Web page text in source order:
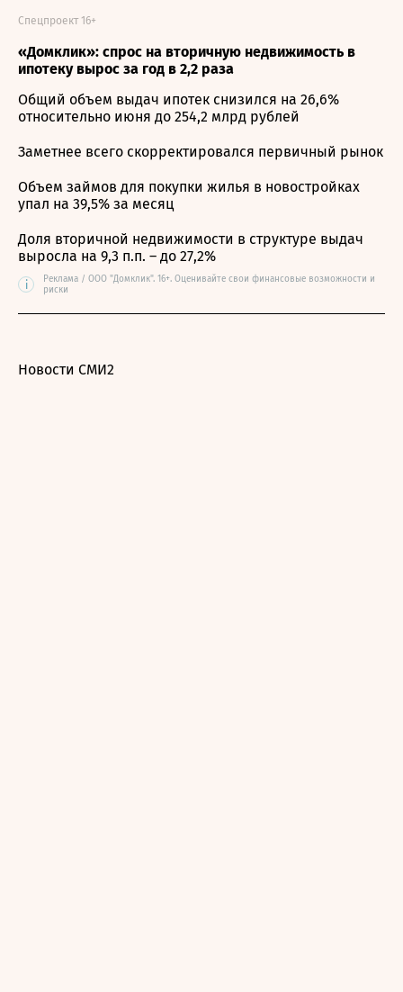
«Домклик»: спрос на вторичную недвижимость в
ипотеку вырос за год в 2,2 раза
Спецпроект 16+
Общий объем выдач ипотек снизился на 26,6%
относительно июня до 254,2 млрд рублей
Заметнее всего скорректировался первичный рынок
Объем займов для покупки жилья в новостройках
упал на 39,5% за месяц
Доля вторичной недвижимости в структуре выдач
выросла на 9,3 п.п. – до 27,2%
i
Реклама / ООО "Домклик". 16+. Оценивайте свои финансовые возможности и
риски
Новости СМИ2